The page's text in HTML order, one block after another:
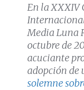
En la XXXIV
Media Luna
octubre de
acuciante
adopción de
solemne